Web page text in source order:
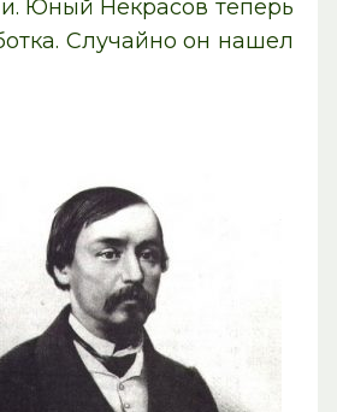
Юный Некрасов теперь
Случайно он нашел